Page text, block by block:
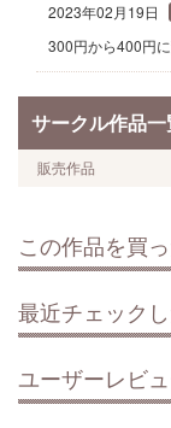
2023年02月19日
300円から400円
サークル作品一
販売作品
この作品を買
最近チェック
ユーザーレビ